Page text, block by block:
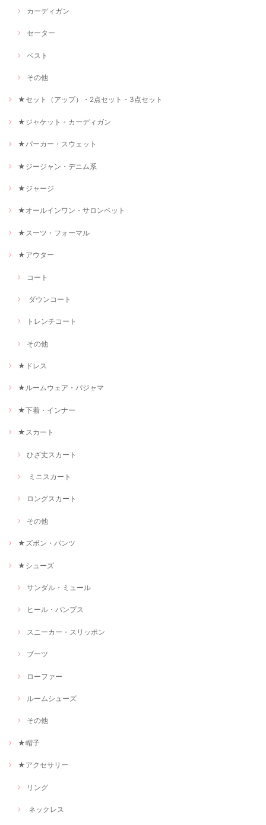
カーディガン
セーター
ベスト
その他
★セット（アップ）・2点セット・3点セット
★ジャケット・カーディガン
★パーカー・スウェット
★ジージャン・デニム系
★ジャージ
★オールインワン・サロンペット
★スーツ・フォーマル
★アウター
コート
ダウンコート
トレンチコート
その他
★ドレス
★ルームウェア・パジャマ
★下着・インナー
★スカート
ひざ丈スカート
ミニスカート
ロングスカート
その他
★ズボン・パンツ
★シューズ
サンダル・ミュール
ヒール・パンプス
スニーカー・スリッポン
ブーツ
ローファー
ルームシューズ
その他
★帽子
★アクセサリー
リング
ネックレス